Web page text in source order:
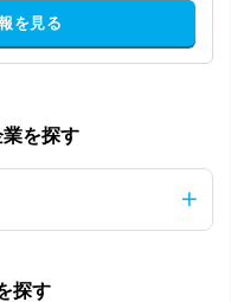
を見る
を探す
探す